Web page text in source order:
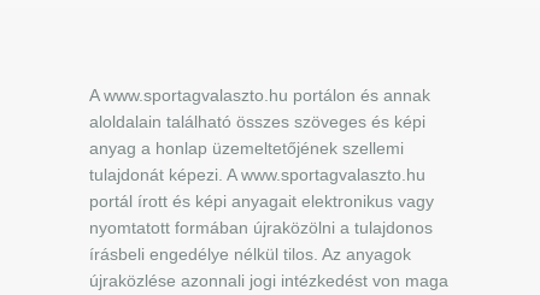
A www.sportagvalaszto.hu portálon és annak
aloldalain található összes szöveges és képi
anyag a honlap üzemeltetőjének szellemi
tulajdonát képezi. A www.sportagvalaszto.hu
portál írott és képi anyagait elektronikus vagy
nyomtatott formában újraközölni a tulajdonos
írásbeli engedélye nélkül tilos. Az anyagok
újraközlése azonnali jogi intézkedést von maga